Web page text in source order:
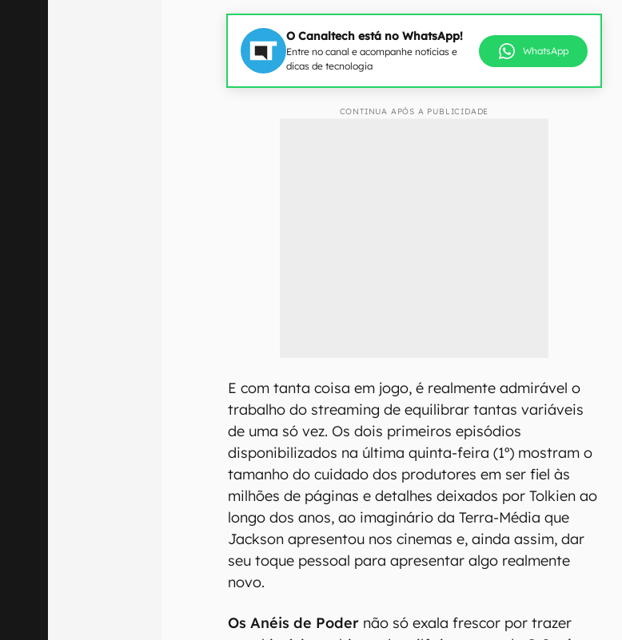
O Canaltech está no WhatsApp!
Entre no canal e acompanhe notícias e
dicas de tecnologia
WhatsApp
CONTINUA APÓS A PUBLICIDADE
E com tanta coisa em jogo, é realmente admirável o
trabalho do streaming de equilibrar tantas variáveis
de uma só vez. Os dois primeiros episódios
disponibilizados na última quinta-feira (1º) mostram o
tamanho do cuidado dos produtores em ser fiel às
milhões de páginas e detalhes deixados por Tolkien ao
longo dos anos, ao imaginário da Terra-Média que
Jackson apresentou nos cinemas e, ainda assim, dar
seu toque pessoal para apresentar algo realmente
novo.
Os Anéis de Poder não só exala frescor por trazer